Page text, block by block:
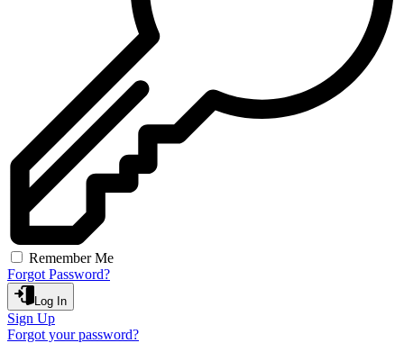
Remember Me
Forgot Password?
Log In
Sign Up
Forgot your password?